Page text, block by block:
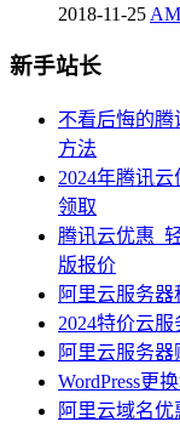
2018-11-25
新手站长
不看后悔的腾
方法
2024年腾讯
领取
腾讯云优惠_
版报价
阿里云服务
2024特价云
阿里云服务器
WordPress更
阿里云域名优